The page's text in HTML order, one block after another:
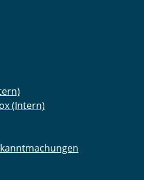
(Intern)